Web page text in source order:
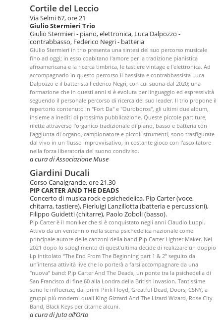
Cortile del Leccio
Via Selmi 67, ore 21
Giulio Stermieri Trio
Giulio Stermieri - piano, elettronica, Luca Dalpozzo -
contrabbasso, Federico Negri - batteria
Giulio Stermieri in trio presenta una sintesi del suo percorso musicale
fino ad oggi; in esso coabitano l'amore per la tradizione pianistica
afroamericana e la ricerca timbrica, le tastiere vintage e l'elettronica. Ad
accompagnarlo in questo percorso il bassista e contrabbassista Luca
Dalpozzo e il batterista Federico Negri, con cui suona dal 2020; una
formazione che in questi anni si è evoluta per linguaggio ed espressività
seguendo il personale percorso di ricerca del suo leader. Il trio propone il
repertorio contenuto in "Fort Da" e "Ouroboros", gli ultimi due album,
insieme a inediti di prossima pubblicazione. Queste piccole partiture,
rilette attraverso l'organico tradizionale di piano, basso e batteria con
l'aggiunta di organo, campionatore e piccoli strumenti, sono trasfigurate
dal vivo in un flusso improvvisativo, in costante gioco con l'ascoltatore
nella forza liberatoria del suono condiviso.
a cura di Associazione Muse
Giardini Ducali
Corso Canalgrande, ore 21.30
PIP CARTER AND THE DEADS
Concerto di musica rock e psichedelica. Pip Carter (voce,
chitarra, tastiere), Pierluigi Lanzillotta (batteria e percussioni),
Filippo Guidetti (chitarre), Paolo Zoboli (basso).
Pip Carter è il moniker che si è conquistato negli anni Claudio Luppi.
Attivo da un ventennio nella scena psichedelica nazionale come
principale autore delle canzoni della band Pip Carter Lighter Maker. Nel
2021 dopo lo scioglimento di quest’ultima decide di realizzare un doppio
Lp intitolato “The End From The Beginning part 1 & 2” seguito da
un’intensa attività live che lo porterà a farsi accompagnare da una
“nuova” band: Pip Carter And The Deads, un ponte tra la psichedelia di
San Francisco di fine 60 alla Londra della British invasion. Tantissime
sono le influenze, dai primi Pink Floyd, Greatful Dead, Doors, CSNY, a
gruppi più moderni quali King Gizzard And The Lizard Wizard, Rose City
Band, Black Keys per citarne alcuni.
a cura di Juta all’Orto